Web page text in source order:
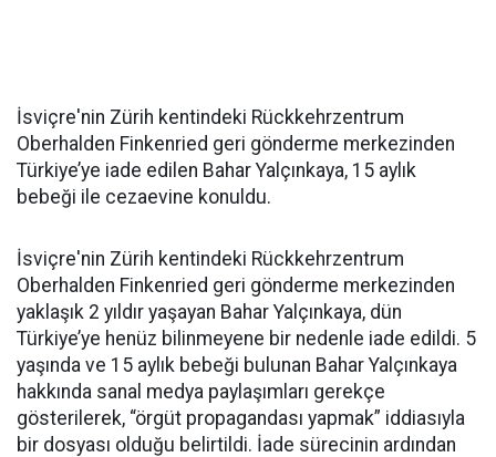
İsviçre'nin Zürih kentindeki Rückkehrzentrum
Oberhalden Finkenried geri gönderme merkezinden
Türkiye’ye iade edilen Bahar Yalçınkaya, 15 aylık
bebeği ile cezaevine konuldu.
İsviçre'nin Zürih kentindeki Rückkehrzentrum
Oberhalden Finkenried geri gönderme merkezinden
yaklaşık 2 yıldır yaşayan Bahar Yalçınkaya, dün
Türkiye’ye henüz bilinmeyene bir nedenle iade edildi. 5
yaşında ve 15 aylık bebeği bulunan Bahar Yalçınkaya
hakkında sanal medya paylaşımları gerekçe
gösterilerek, “örgüt propagandası yapmak” iddiasıyla
bir dosyası olduğu belirtildi. İade sürecinin ardından